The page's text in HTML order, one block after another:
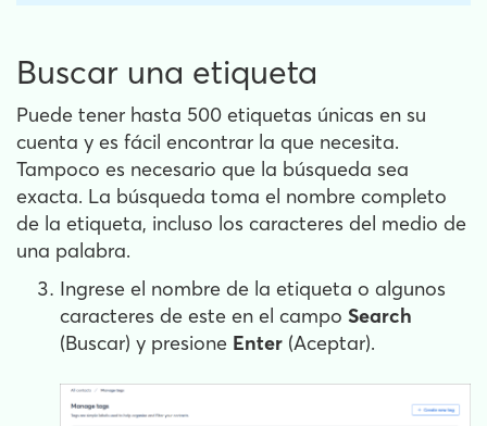
Buscar una etiqueta
Puede tener hasta 500 etiquetas únicas en su
cuenta y es fácil encontrar la que necesita.
Tampoco es necesario que la búsqueda sea
exacta. La búsqueda toma el nombre completo
de la etiqueta, incluso los caracteres del medio de
una palabra.
Ingrese el nombre de la etiqueta o algunos
caracteres de este en el campo Search
(Buscar) y presione Enter (Aceptar).